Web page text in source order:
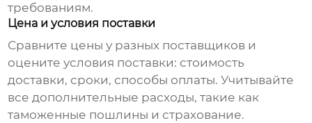
требованиям.
Цена и условия поставки
Сравните цены у разных поставщиков и
оцените условия поставки: стоимость
доставки, сроки, способы оплаты. Учитывайте
все дополнительные расходы, такие как
таможенные пошлины и страхование.